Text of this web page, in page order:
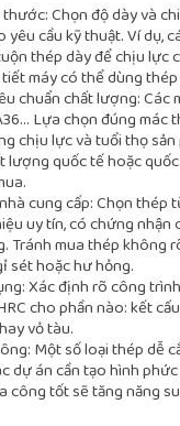
Chọn độ dày và
yêu cầu kỹ thuật. Ví dụ,
thép dày để chịu lực
máy có thể dùng
chuẩn chất lượng: Các
Lựa chọn đúng mác
chịu lực và tuổi thọ sản
lượng quốc tế hoặc quốc
cung cấp: Chọn thép
uy tín, có chứng nhận
Tránh mua thép không
sét hoặc hư hỏng.
Xác định rõ công
cho phần nào: kết
vỏ tàu.
Một số loại thép dễ
dự án cần tạo hình
công tốt sẽ tăng năng